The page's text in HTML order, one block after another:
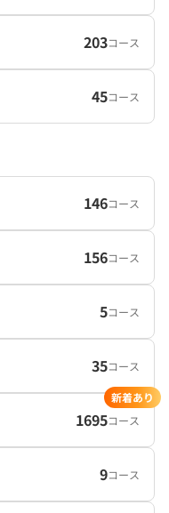
203コース
45コース
146コース
156コース
5コース
35コース
1695コース
新着あり
9コース